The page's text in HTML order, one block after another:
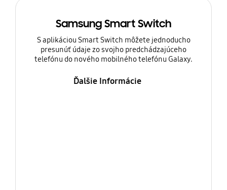
Samsung Smart Switch
S aplikáciou Smart Switch môžete jednoducho
presunúť údaje zo svojho predchádzajúceho
telefónu do nového mobilného telefónu Galaxy.
Ďalšie Informácie